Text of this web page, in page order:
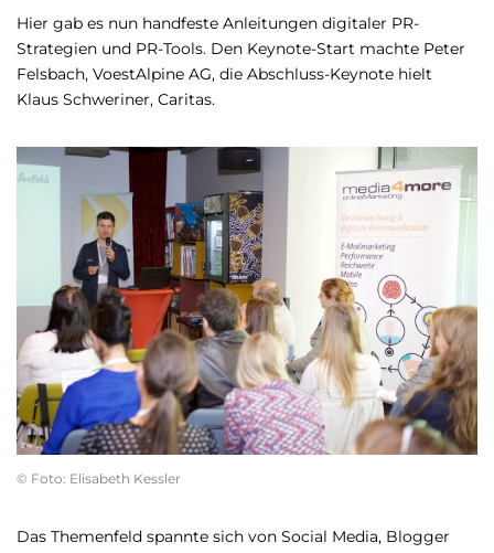
Hier gab es nun handfeste Anleitungen digitaler PR-
Strategien und PR-Tools. Den Keynote-Start machte Peter
Felsbach, VoestAlpine AG, die Abschluss-Keynote hielt
Klaus Schweriner, Caritas.
© Foto: Elisabeth Kessler
Das Themenfeld spannte sich von Social Media, Blogger